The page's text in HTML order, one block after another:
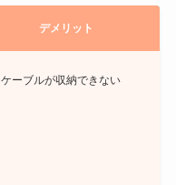
デメリット
ケーブルが収納できない